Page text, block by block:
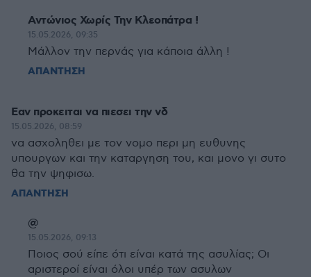
Αντώνιος Χωρίς Την Κλεοπάτρα !
15.05.2026, 09:35
Μάλλον την περνάς για κάποια άλλη !
ΑΠΑΝΤΗΣΗ
Εαν προκειται να πιεσει την νδ
15.05.2026, 08:59
να ασχοληθει με τον νομο περι μη ευθυνης
υπουργων και την καταργηση του, και μονο γι συτο
θα την ψηφισω.
ΑΠΑΝΤΗΣΗ
@
15.05.2026, 09:13
Ποιος σού είπε ότι είναι κατά της ασυλίας; Οι
αριστεροί είναι όλοι υπέρ των ασυλων